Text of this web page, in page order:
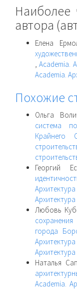
Наиболее
автора
Елена
,Academia.
Academia.
Похожие
Ольга
система
Крайнего
Георгий
Любовь
города
Наталья
Academia.